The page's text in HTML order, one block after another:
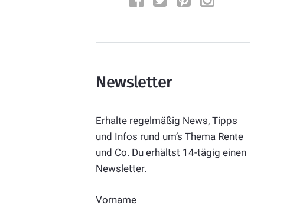
Newsletter
Erhalte regelmäßig News, Tipps
und Infos rund um’s Thema Rente
und Co. Du erhältst 14-tägig einen
Newsletter.
Vorname